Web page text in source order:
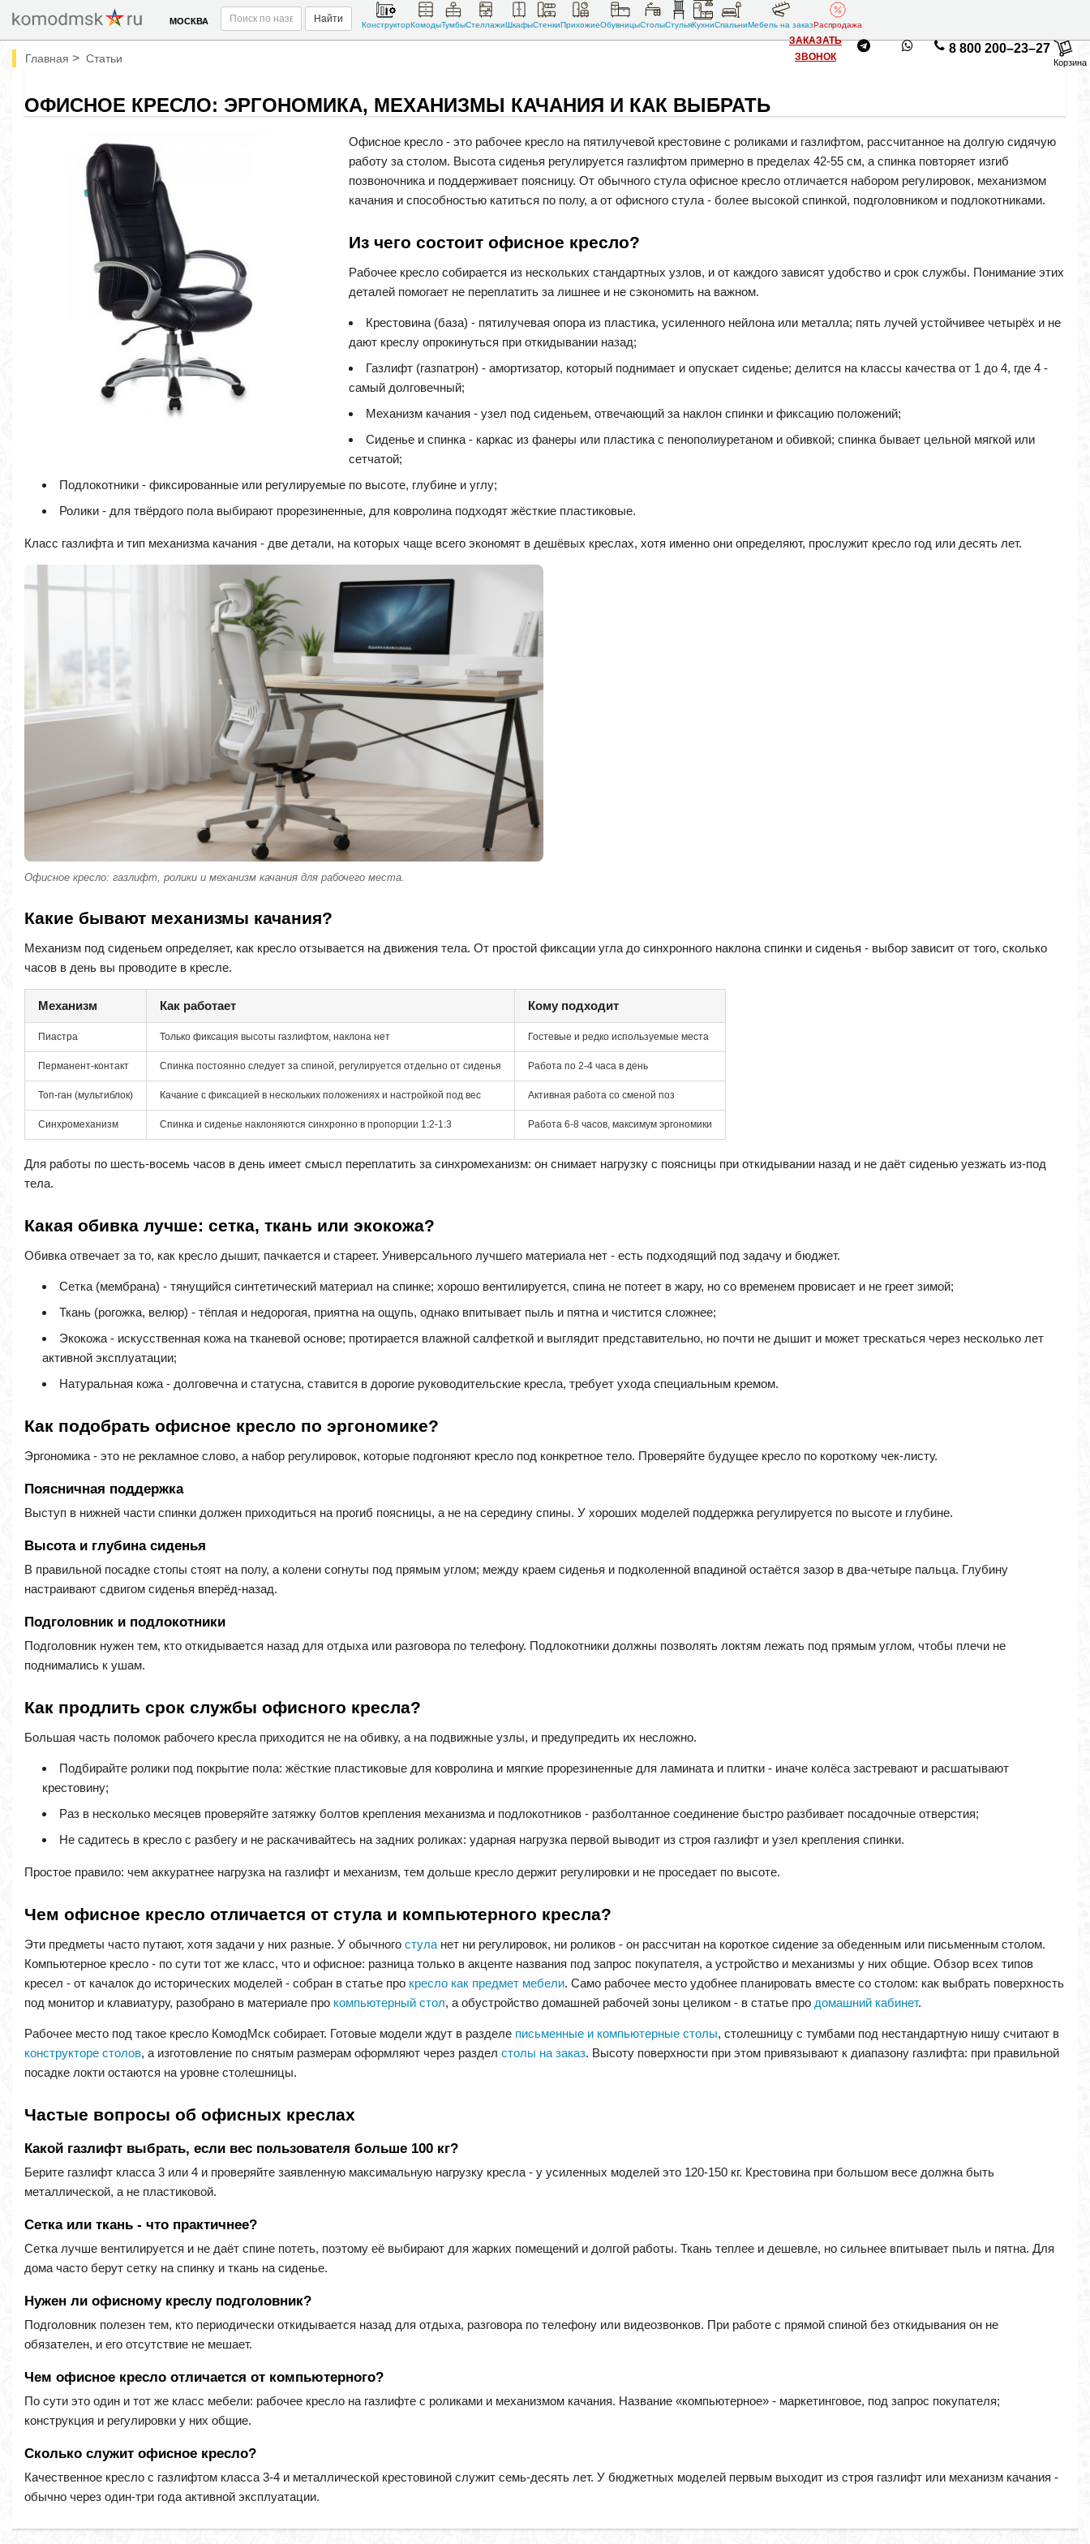
МОСКВА Найти
КонструкторКомодыТумбыСтеллажиШкафыСтенкиПрихожиеОбувницыСтолыСтульяКухниСпальниМебель на заказРаспродажа
ЗАКАЗАТЬ
ЗВОНОК
8 800 200–23–27
Корзина
Главная > Статьи
ОФИСНОЕ КРЕСЛО: ЭРГОНОМИКА, МЕХАНИЗМЫ КАЧАНИЯ И КАК ВЫБРАТЬ
Офисное кресло - это рабочее кресло на пятилучевой крестовине с роликами и газлифтом, рассчитанное на долгую сидячую
работу за столом. Высота сиденья регулируется газлифтом примерно в пределах 42-55 см, а спинка повторяет изгиб
позвоночника и поддерживает поясницу. От обычного стула офисное кресло отличается набором регулировок, механизмом
качания и способностью катиться по полу, а от офисного стула - более высокой спинкой, подголовником и подлокотниками.
Из чего состоит офисное кресло?
Рабочее кресло собирается из нескольких стандартных узлов, и от каждого зависят удобство и срок службы. Понимание этих
деталей помогает не переплатить за лишнее и не сэкономить на важном.
Крестовина (база) - пятилучевая опора из пластика, усиленного нейлона или металла; пять лучей устойчивее четырёх и не
дают креслу опрокинуться при откидывании назад;
Газлифт (газпатрон) - амортизатор, который поднимает и опускает сиденье; делится на классы качества от 1 до 4, где 4 -
самый долговечный;
Механизм качания - узел под сиденьем, отвечающий за наклон спинки и фиксацию положений;
Сиденье и спинка - каркас из фанеры или пластика с пенополиуретаном и обивкой; спинка бывает цельной мягкой или
сетчатой;
Подлокотники - фиксированные или регулируемые по высоте, глубине и углу;
Ролики - для твёрдого пола выбирают прорезиненные, для ковролина подходят жёсткие пластиковые.
Класс газлифта и тип механизма качания - две детали, на которых чаще всего экономят в дешёвых креслах, хотя именно они определяют, прослужит кресло год или десять лет.
Офисное кресло: газлифт, ролики и механизм качания для рабочего места.
Какие бывают механизмы качания?
Механизм под сиденьем определяет, как кресло отзывается на движения тела. От простой фиксации угла до синхронного наклона спинки и сиденья - выбор зависит от того, сколько
часов в день вы проводите в кресле.
Механизм Как работает Кому подходит
Пиастра Только фиксация высоты газлифтом, наклона нет Гостевые и редко используемые места
Перманент-контакт Спинка постоянно следует за спиной, регулируется отдельно от сиденья Работа по 2-4 часа в день
Топ-ган (мультиблок) Качание с фиксацией в нескольких положениях и настройкой под вес Активная работа со сменой поз
Синхромеханизм Спинка и сиденье наклоняются синхронно в пропорции 1:2-1:3 Работа 6-8 часов, максимум эргономики
Для работы по шесть-восемь часов в день имеет смысл переплатить за синхромеханизм: он снимает нагрузку с поясницы при откидывании назад и не даёт сиденью уезжать из-под
тела.
Какая обивка лучше: сетка, ткань или экокожа?
Обивка отвечает за то, как кресло дышит, пачкается и стареет. Универсального лучшего материала нет - есть подходящий под задачу и бюджет.
Сетка (мембрана) - тянущийся синтетический материал на спинке; хорошо вентилируется, спина не потеет в жару, но со временем провисает и не греет зимой;
Ткань (рогожка, велюр) - тёплая и недорогая, приятна на ощупь, однако впитывает пыль и пятна и чистится сложнее;
Экокожа - искусственная кожа на тканевой основе; протирается влажной салфеткой и выглядит представительно, но почти не дышит и может трескаться через несколько лет
активной эксплуатации;
Натуральная кожа - долговечна и статусна, ставится в дорогие руководительские кресла, требует ухода специальным кремом.
Как подобрать офисное кресло по эргономике?
Эргономика - это не рекламное слово, а набор регулировок, которые подгоняют кресло под конкретное тело. Проверяйте будущее кресло по короткому чек-листу.
Поясничная поддержка
Выступ в нижней части спинки должен приходиться на прогиб поясницы, а не на середину спины. У хороших моделей поддержка регулируется по высоте и глубине.
Высота и глубина сиденья
В правильной посадке стопы стоят на полу, а колени согнуты под прямым углом; между краем сиденья и подколенной впадиной остаётся зазор в два-четыре пальца. Глубину
настраивают сдвигом сиденья вперёд-назад.
Подголовник и подлокотники
Подголовник нужен тем, кто откидывается назад для отдыха или разговора по телефону. Подлокотники должны позволять локтям лежать под прямым углом, чтобы плечи не
поднимались к ушам.
Как продлить срок службы офисного кресла?
Большая часть поломок рабочего кресла приходится не на обивку, а на подвижные узлы, и предупредить их несложно.
Подбирайте ролики под покрытие пола: жёсткие пластиковые для ковролина и мягкие прорезиненные для ламината и плитки - иначе колёса застревают и расшатывают
крестовину;
Раз в несколько месяцев проверяйте затяжку болтов крепления механизма и подлокотников - разболтанное соединение быстро разбивает посадочные отверстия;
Не садитесь в кресло с разбегу и не раскачивайтесь на задних роликах: ударная нагрузка первой выводит из строя газлифт и узел крепления спинки.
Простое правило: чем аккуратнее нагрузка на газлифт и механизм, тем дольше кресло держит регулировки и не проседает по высоте.
Чем офисное кресло отличается от стула и компьютерного кресла?
Эти предметы часто путают, хотя задачи у них разные. У обычного стула нет ни регулировок, ни роликов - он рассчитан на короткое сидение за обеденным или письменным столом.
Компьютерное кресло - по сути тот же класс, что и офисное: разница только в акценте названия под запрос покупателя, а устройство и механизмы у них общие. Обзор всех типов
кресел - от качалок до исторических моделей - собран в статье про кресло как предмет мебели. Само рабочее место удобнее планировать вместе со столом: как выбрать поверхность
под монитор и клавиатуру, разобрано в материале про компьютерный стол, а обустройство домашней рабочей зоны целиком - в статье про домашний кабинет.
Рабочее место под такое кресло КомодМск собирает. Готовые модели ждут в разделе письменные и компьютерные столы, столешницу с тумбами под нестандартную нишу считают в
конструкторе столов, а изготовление по снятым размерам оформляют через раздел столы на заказ. Высоту поверхности при этом привязывают к диапазону газлифта: при правильной
посадке локти остаются на уровне столешницы.
Частые вопросы об офисных креслах
Какой газлифт выбрать, если вес пользователя больше 100 кг?
Берите газлифт класса 3 или 4 и проверяйте заявленную максимальную нагрузку кресла - у усиленных моделей это 120-150 кг. Крестовина при большом весе должна быть
металлической, а не пластиковой.
Сетка или ткань - что практичнее?
Сетка лучше вентилируется и не даёт спине потеть, поэтому её выбирают для жарких помещений и долгой работы. Ткань теплее и дешевле, но сильнее впитывает пыль и пятна. Для
дома часто берут сетку на спинку и ткань на сиденье.
Нужен ли офисному креслу подголовник?
Подголовник полезен тем, кто периодически откидывается назад для отдыха, разговора по телефону или видеозвонков. При работе с прямой спиной без откидывания он не
обязателен, и его отсутствие не мешает.
Чем офисное кресло отличается от компьютерного?
По сути это один и тот же класс мебели: рабочее кресло на газлифте с роликами и механизмом качания. Название «компьютерное» - маркетинговое, под запрос покупателя;
конструкция и регулировки у них общие.
Сколько служит офисное кресло?
Качественное кресло с газлифтом класса 3-4 и металлической крестовиной служит семь-десять лет. У бюджетных моделей первым выходит из строя газлифт или механизм качания -
обычно через один-три года активной эксплуатации.